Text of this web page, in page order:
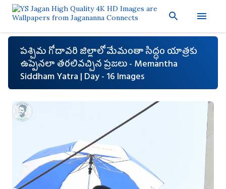
ప్రధాన కంటెంట్‌కు దాటవేయి
ప‌శ్చిమ గోదావ‌రి జిల్లాలో మేమంతా సిద్ధం యాత్ర‌కు
ఉప్పెన‌లా త‌ర‌లివ‌చ్చిన ప్ర‌జ‌లు - Memantha
Siddham Yatra | Day - 16 Images